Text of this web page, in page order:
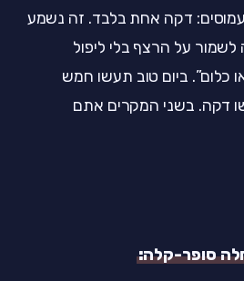
עמוסים: דקה אחת בלבד. זה נשמע
על הרצף בלי ליפול
כלום”. ביום טוב תעשו חמש
דקה. בשני המקרים אתם